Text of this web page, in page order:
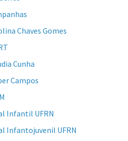
Chaves Gomes
Cunha
Campos
Infantil UFRN
Infantojuvenil UFRN